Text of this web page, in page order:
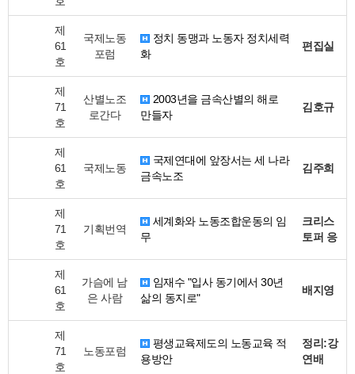
제
61
호
국제노동
포럼
정치 동맹과 노동자 정치세력
화
편집실
제
71
호
산별노조
로간다
2003년을 금속산별의 해로
만들자
김호규
제
61
호
국제노동
국제연대에 앞장서는 세 나라
금속노조
김주희
제
71
호
기획번역
세계화와 노동조합운동의 임
무
크리스
토퍼 응
제
61
호
가슴에 남
은 사람
임재수 "입사 동기에서 30년
삶의 동지로"
배지영
제
71
호
노동포럼
평생교육제도의 노동교육 적
용방안
정리:강
연배